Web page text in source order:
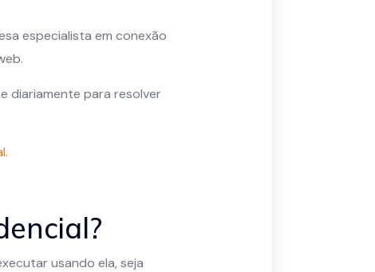
especialista em conexão
diariamente para resolver
usando ela, seja